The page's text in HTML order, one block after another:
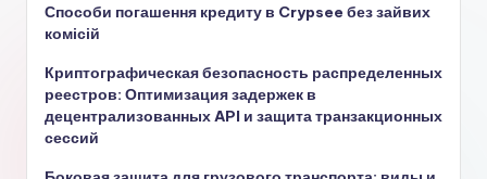
Способи погашення кредиту в Crypsee без зайвих
комісій
Криптографическая безопасность распределенных
реестров: Оптимизация задержек в
децентрализованных API и защита транзакционных
сессий